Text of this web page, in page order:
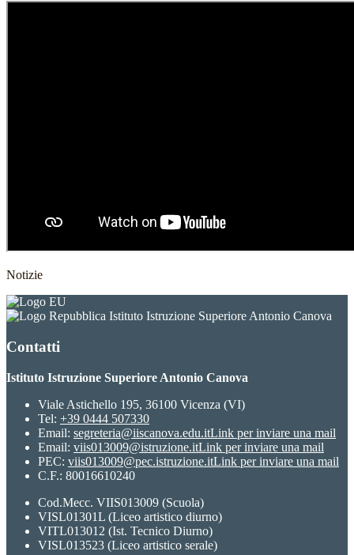
Notizie
Istituto Istruzione Superiore Antonio Canova
Contatti
Istituto Istruzione Superiore Antonio Canova
Viale Astichello 195, 36100 Vicenza (VI)
Tel: +39 0444 507330
Email: segreteria@iiscanova.edu.itLink per inviare una mail
Email: viis013009@istruzione.itLink per inviare una mail
PEC: viis013009@pec.istruzione.itLink per inviare una mail
C.F.: 80016610240
Cod.Mecc. VIIS013009 (Scuola)
VISL01301L (Liceo artistico diurno)
VITL013012 (Ist. Tecnico Diurno)
VISL013523 (Liceo artistico serale)